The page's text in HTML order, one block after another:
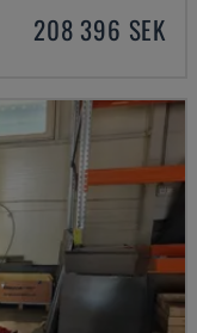
208 396 SEK